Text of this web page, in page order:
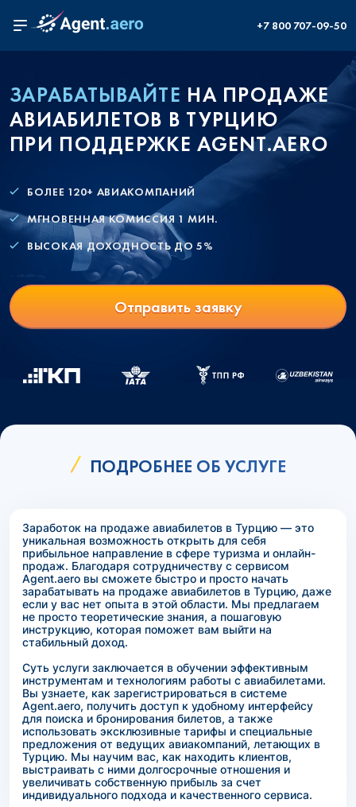
+7 800 707-09-50
ЗАРАБАТЫВАЙТЕ НА ПРОДАЖЕ
АВИАБИЛЕТОВ В ТУРЦИЮ
ПРИ ПОДДЕРЖКЕ AGENT.AERO
БОЛЕЕ 120+ АВИАКОМПАНИЙ
МГНОВЕННАЯ КОМИССИЯ 1 МИН.
ВЫСОКАЯ ДОХОДНОСТЬ ДО 5%
Отправить заявку
ПОДРОБНЕЕ ОБ УСЛУГЕ
Заработок на продаже авиабилетов в Турцию — это
уникальная возможность открыть для себя
прибыльное направление в сфере туризма и онлайн-
продаж. Благодаря сотрудничеству с сервисом
Agent.aero вы сможете быстро и просто начать
зарабатывать на продаже авиабилетов в Турцию, даже
если у вас нет опыта в этой области. Мы предлагаем
не просто теоретические знания, а пошаговую
инструкцию, которая поможет вам выйти на
стабильный доход.
Суть услуги заключается в обучении эффективным
инструментам и технологиям работы с авиабилетами.
Вы узнаете, как зарегистрироваться в системе
Agent.aero, получить доступ к удобному интерфейсу
для поиска и бронирования билетов, а также
использовать эксклюзивные тарифы и специальные
предложения от ведущих авиакомпаний, летающих в
Турцию. Мы научим вас, как находить клиентов,
выстраивать с ними долгосрочные отношения и
увеличивать собственную прибыль за счет
индивидуального подхода и качественного сервиса.